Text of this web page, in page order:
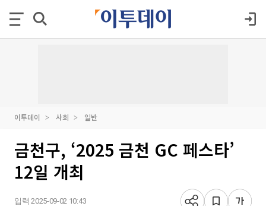
이투데이 사회 일반
금천구, ‘2025 금천 GC 페스타’
12일 개최
입력 2025-09-02 10:43